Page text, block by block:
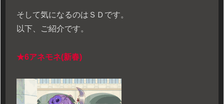
そして気になるのはＳＤです。
以下、ご紹介です。
★6アネモネ(新春)